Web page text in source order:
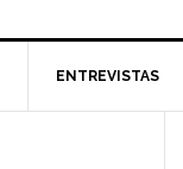
ENTREVISTAS